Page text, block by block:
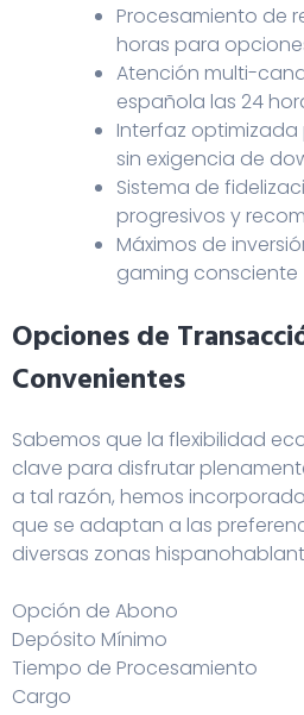
Procesamiento de
horas para
Atención multi-
española las 24
Interfaz
sin exigencia de
Sistema de
progresivos y
Máximos de
gaming consciente
Opciones de
Convenientes
Sabemos que la flexibilidad
clave para disfrutar
a tal razón, hemos
que se adaptan a las
diversas zonas
Opción de Abono
Depósito Mínimo
Tiempo de Procesamiento
Cargo